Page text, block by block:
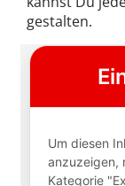
gestalten.